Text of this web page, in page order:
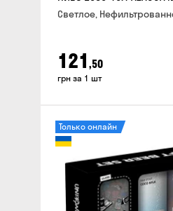
Светлое,
121 ,50
грн за 1 шт
Только онлайн